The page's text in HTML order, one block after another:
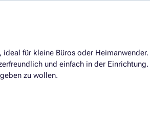
für kleine Büros oder
und einfach in der
zu wollen.